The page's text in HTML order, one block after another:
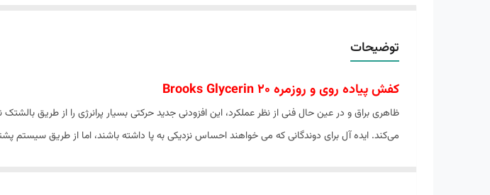
توضیحات
کفش پیاده روی و روزمره Brooks Glycerin 20